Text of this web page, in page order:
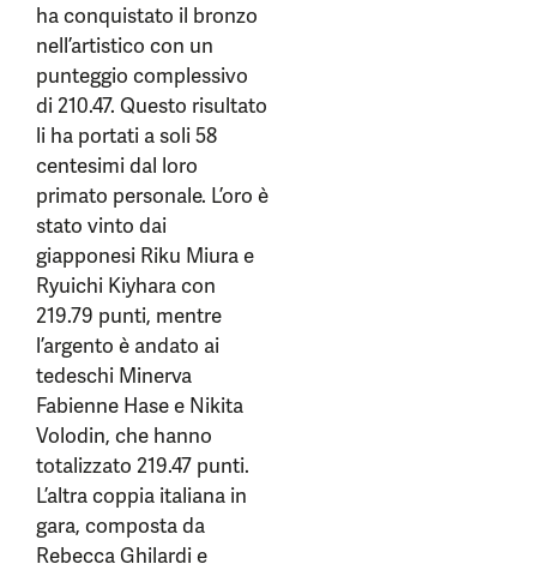
ha conquistato il bronzo
nell’artistico con un
punteggio complessivo
di 210.47. Questo risultato
li ha portati a soli 58
centesimi dal loro
primato personale. L’oro è
stato vinto dai
giapponesi Riku Miura e
Ryuichi Kiyhara con
219.79 punti, mentre
l’argento è andato ai
tedeschi Minerva
Fabienne Hase e Nikita
Volodin, che hanno
totalizzato 219.47 punti.
L’altra coppia italiana in
gara, composta da
Rebecca Ghilardi e